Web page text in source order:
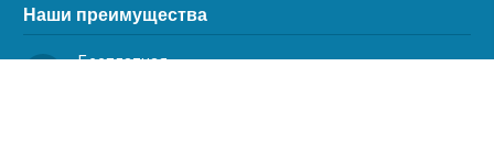
Наши преимущества
Бесплатная